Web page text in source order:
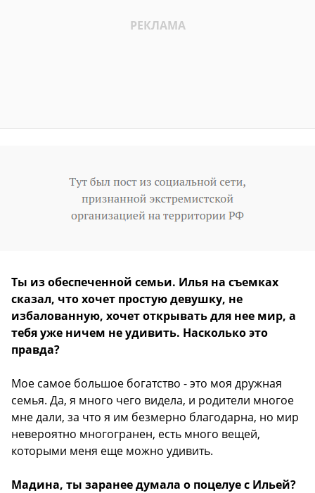
Ты из обеспеченной семьи. Илья на съемках
сказал, что хочет простую девушку, не
избалованную, хочет открывать для нее мир, а
тебя уже ничем не удивить. Насколько это
правда?
Мое самое большое богатство - это моя дружная
семья. Да, я много чего видела, и родители многое
мне дали, за что я им безмерно благодарна, но мир
невероятно многогранен, есть много вещей,
которыми меня еще можно удивить.
Мадина, ты заранее думала о поцелуе с Ильей?